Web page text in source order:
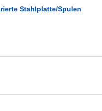
Stahlplatte/Spulen